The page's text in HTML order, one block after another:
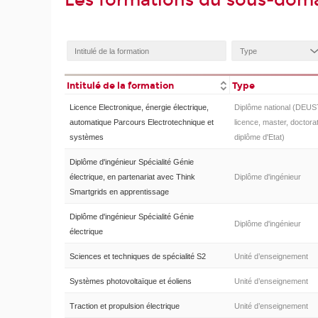
Intitulé de la formation Type
Licence Electronique, énergie électrique,
automatique Parcours Electrotechnique et
systèmes
Diplôme national
licence, master,
diplôme d'Etat)
Diplôme d'ingénieur Spécialité Génie
électrique, en partenariat avec Think
Smartgrids en apprentissage
Diplôme d'ingénieur
Diplôme d'ingénieur Spécialité Génie
électrique
Diplôme d'ingénieur
Sciences et techniques de spécialité S2 Unité d’enseignement
Systèmes photovoltaïque et éoliens Unité d’enseignement
Traction et propulsion électrique Unité d’enseignement